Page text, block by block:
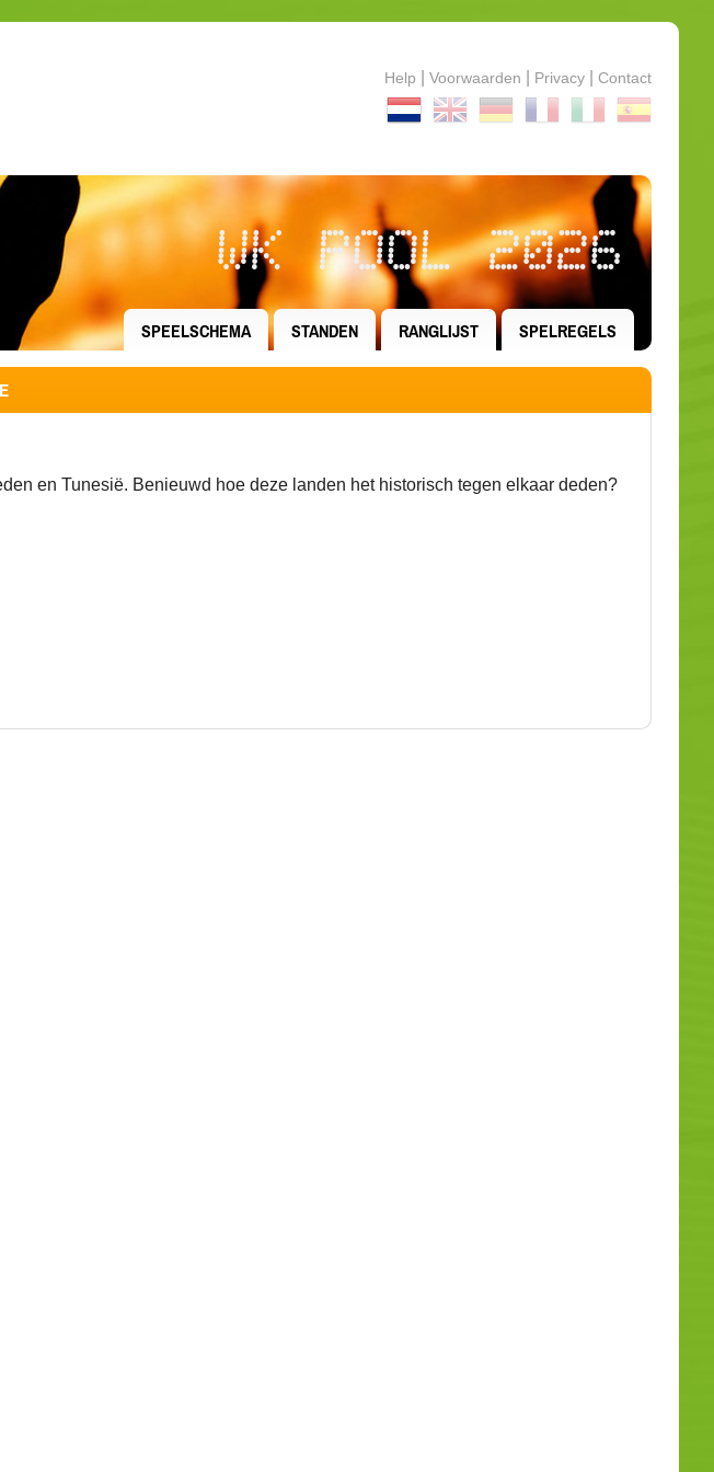
WK POOL 2026
Help Voorwaarden Privacy Contact
SPELREGELS
RANGLIJST
STANDEN
SPEELSCHEMA
en Tunesië. Benieuwd hoe deze landen het historisch tegen elkaar deden?